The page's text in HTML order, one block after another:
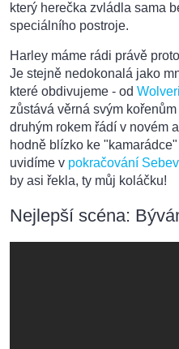
který herečka zvládla sama
speciálního postroje.
Harley máme rádi právě
Je stejně nedokonalá jako
které obdivujeme - od
zůstává věrná svým
druhým rokem řádí v novém
hodně blízko ke
uvidíme v pokračování
by asi řekla, ty můj koláčku!
Nejlepší scéna: